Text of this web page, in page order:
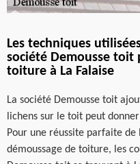
Les techniques
société Demousse
toiture à La Falaise
La société Demousse toit
lichens sur le toit peut
Pour une réussite parfaite
démoussage de toiture, les